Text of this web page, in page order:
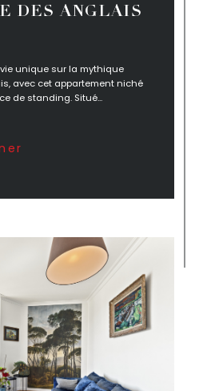
DES ANGLAIS
unique sur la mythique
avec cet appartement niché
de standing. Situé...